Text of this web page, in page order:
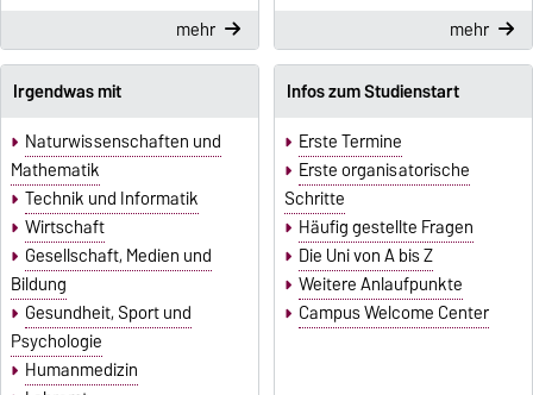
mehr
mehr
Irgendwas mit
Naturwissenschaften und
Mathematik
Technik und Informatik
Wirtschaft
Gesellschaft, Medien und
Bildung
Gesundheit, Sport und
Psychologie
Humanmedizin
Infos zum Studienstart
Erste Termine
Erste organisatorische
Schritte
Häufig gestellte Fragen
Die Uni von A bis Z
Weitere Anlaufpunkte
Campus Welcome Center